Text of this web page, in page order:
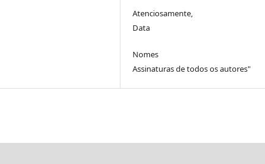
Atenciosamente,
Data
Nomes
Assinaturas de todos os autores"